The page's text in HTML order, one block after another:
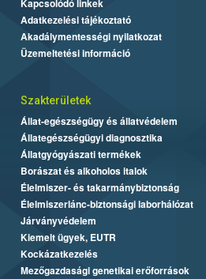
Kapcsolódó linkek
Adatkezelési tájékoztató
Akadálymentességi nyilatkozat
Üzemeltetési információ
Szakterületek
Állat-egészségügy és állatvédelem
Állategészségügyi diagnosztika
Állatgyógyászati termékek
Borászat és alkoholos italok
Élelmiszer- és takarmánybiztonság
Élelmiszerlánc-biztonsági laborhálózat
Járványvédelem
Kiemelt ügyek, EUTR
Kockázatkezelés
Mezőgazdasági genetikai erőforrások